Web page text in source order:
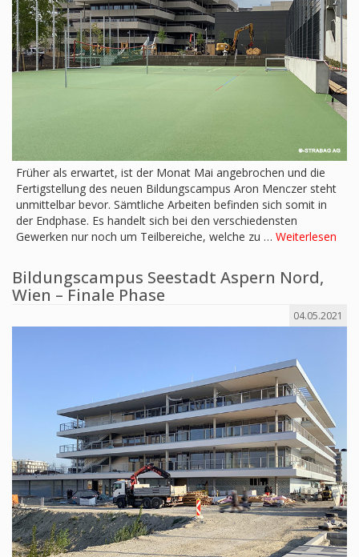
Früher als erwartet, ist der Monat Mai angebrochen und die
Fertigstellung des neuen Bildungscampus Aron Menczer steht
unmittelbar bevor. Sämtliche Arbeiten befinden sich somit in
der Endphase. Es handelt sich bei den verschiedensten
Gewerken nur noch um Teilbereiche, welche zu … Weiterlesen
Bildungscampus Seestadt Aspern Nord,
Wien – Finale Phase
04.05.2021